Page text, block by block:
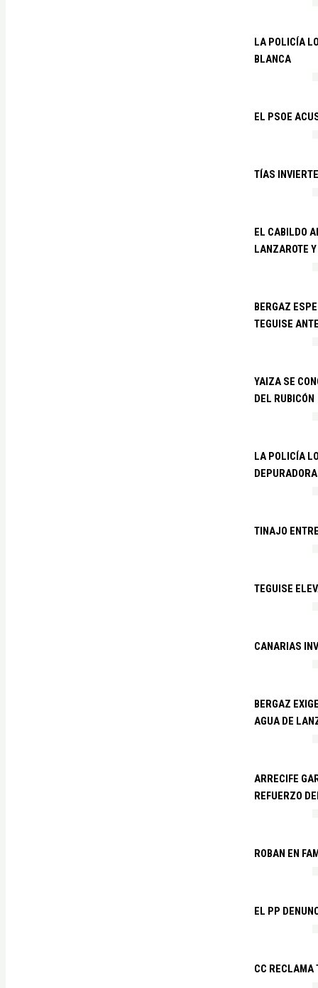
LA POLICÍA
BLANCA
EL PSOE
TÍAS
EL CABILDO
LANZAROTE
BERGAZ
TEGUISE
YAIZA SE
DEL RUBICÓN
LA POLICÍA
TINAJO
TEGUISE
CANARIAS
BERGAZ
AGUA DE
ARRECIFE
REFUERZO
ROBAN EN
EL PP
CC RECLAMA